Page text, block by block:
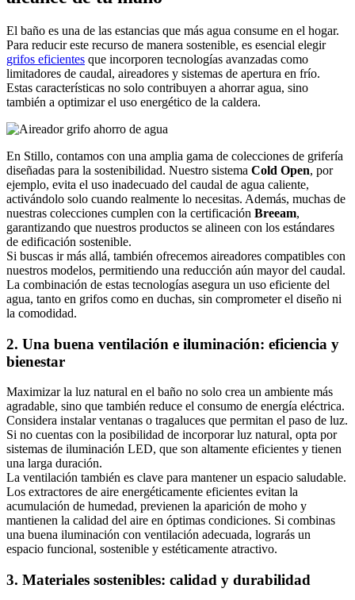
El baño es una de las estancias que más agua consume en el hogar.
Para reducir este recurso de manera sostenible, es esencial elegir
grifos eficientes que incorporen tecnologías avanzadas como
limitadores de caudal, aireadores y sistemas de apertura en frío.
Estas características no solo contribuyen a ahorrar agua, sino
también a optimizar el uso energético de la caldera.
En Stillo, contamos con una amplia gama de colecciones de grifería
diseñadas para la sostenibilidad. Nuestro sistema Cold Open, por
ejemplo, evita el uso inadecuado del caudal de agua caliente,
activándolo solo cuando realmente lo necesitas. Además, muchas de
nuestras colecciones cumplen con la certificación Breeam,
garantizando que nuestros productos se alineen con los estándares
de edificación sostenible.
Si buscas ir más allá, también ofrecemos aireadores compatibles con
nuestros modelos, permitiendo una reducción aún mayor del caudal.
La combinación de estas tecnologías asegura un uso eficiente del
agua, tanto en grifos como en duchas, sin comprometer el diseño ni
la comodidad.
2. Una buena ventilación e iluminación: eficiencia y
bienestar
Maximizar la luz natural en el baño no solo crea un ambiente más
agradable, sino que también reduce el consumo de energía eléctrica.
Considera instalar ventanas o tragaluces que permitan el paso de luz.
Si no cuentas con la posibilidad de incorporar luz natural, opta por
sistemas de iluminación LED, que son altamente eficientes y tienen
una larga duración.
La ventilación también es clave para mantener un espacio saludable.
Los extractores de aire energéticamente eficientes evitan la
acumulación de humedad, previenen la aparición de moho y
mantienen la calidad del aire en óptimas condiciones. Si combinas
una buena iluminación con ventilación adecuada, lograrás un
espacio funcional, sostenible y estéticamente atractivo.
3. Materiales sostenibles: calidad y durabilidad